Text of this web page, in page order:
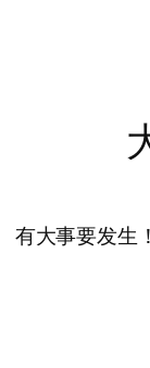
有大事要发生